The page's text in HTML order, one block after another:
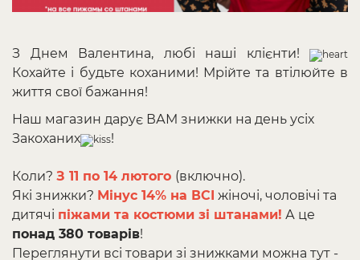
З Днем Валентина, любі наші клієнти!
Кохайте і будьте коханими! Мрійте та втілюйте в
життя свої бажання!
Наш магазин дарує ВАМ знижки на день усіх
Закоханих
!
Коли? З 11 по 14 лютого (включно).
Які знижки? Мінус 14% на ВСІ жіночі, чоловічі та
дитячі піжами та костюми зі штанами! А це
понад 380 товарів!
Переглянути всі товари зі знижками можна тут -